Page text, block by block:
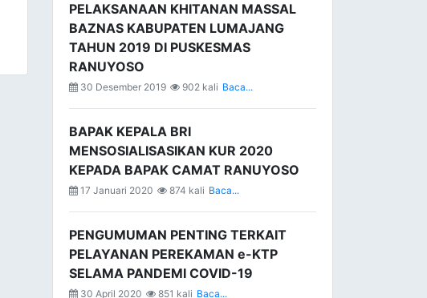
PELAKSANAAN KHITANAN MASSAL
BAZNAS KABUPATEN LUMAJANG
TAHUN 2019 DI PUSKESMAS
RANUYOSO
30 Desember 2019 902 kali Baca...
BAPAK KEPALA BRI
MENSOSIALISASIKAN KUR 2020
KEPADA BAPAK CAMAT RANUYOSO
17 Januari 2020 874 kali Baca...
PENGUMUMAN PENTING TERKAIT
PELAYANAN PEREKAMAN e-KTP
SELAMA PANDEMI COVID-19
30 April 2020 851 kali Baca...